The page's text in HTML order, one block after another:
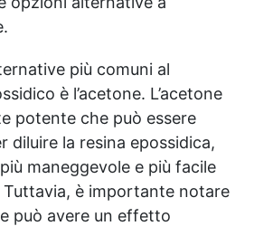
più comuni al
è l’acetone. L’acetone
potente che può essere
diluire la resina epossidica,
maneggevole e più facile
Tuttavia, è importante notare
può avere un effetto